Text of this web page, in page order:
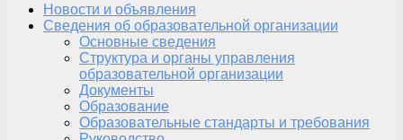
Новости и объявления
Сведения об образовательной организации
Основные сведения
Структура и органы управления
образовательной организации
Документы
Образование
Образовательные стандарты и требования